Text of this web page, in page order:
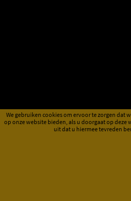
We gebruiken cookies om ervoor te zorgen dat
op onze website bieden, als u doorgaat op deze
uit dat u hiermee tevreden